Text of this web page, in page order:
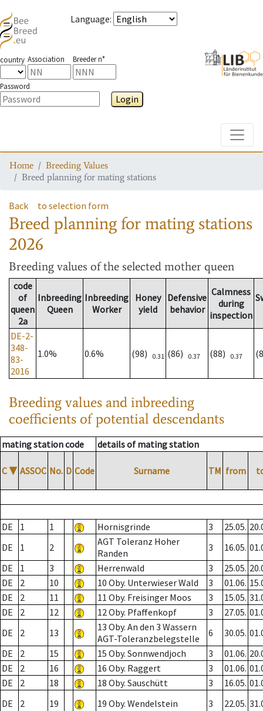
Language:
country Association Breeder n°
Password
Login
Home
Breeding Values
Breed planning for mating stations
Back to selection form
Breed planning for mating stations
2026
Breeding values of the selected mother queen
code
of
queen
2a
Inbreeding
Queen
Inbreeding
Worker
Honey
yield
Defensive
behavior
Calmness
during
inspection
DE-2-
348-
83-
2016
1.0% 0.6% (98) 0.31 (86) 0.37 (88) 0.37
Breeding values and inbreeding
coefficients of potential descendants
mating station code details of mating station
C ▼ ASSOC No. D Code Surname TM from
DE 1 1 Hornisgrinde 3 25.05.
DE
1 2
AGT Toleranz Hoher
Randen
3 16.05.
DE
1 3 Herrenwald 3 25.05.
DE
2 10 10 Oby. Unterwieser Wald 3 01.06.
DE
2 11 11 Oby. Freisinger Moos 3 15.05.
DE
2 12 12 Oby. Pfaffenkopf 3 27.05.
DE
2 13
13 Oby. An den 3 Wassern
AGT-Toleranzbelegstelle
6 30.05.
DE
2 15 15 Oby. Sonnwendjoch 3 01.06.
DE
2 16 16 Oby. Raggert 3 01.06.
DE
2 18 18 Oby. Sauschütt 3 16.05.
DE
2 19 19 Oby. Wendelstein 3 22.05.